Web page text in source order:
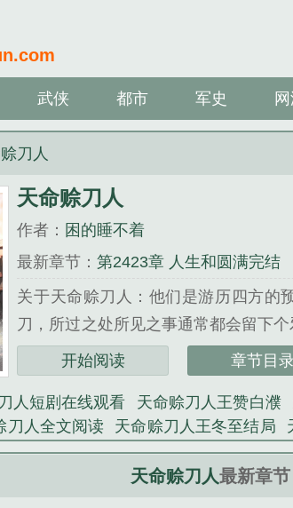
武侠 都市 军史
刀人
天命赊刀人
作者： 困的睡不着
最新章节：第2423章 人生和圆满完结
关于天命赊刀人：他们是游历四方的
刀，所过之处所见之事通常都会留下
我再过来收钱”“这把剪刀你且留下，
承，铁口定生死，神算定乾坤，预知身
《天命赊刀人》是困的睡不着精心创
开始阅读 章节目录
人短剧在线观看 天命赊刀人王赞白濮
刀人全文阅读 天命赊刀人王冬至结局
漫画免费观看 天命赊刀人百度百科 天
天命赊刀人怎么样 天命赊刀
天命赊刀人最新章